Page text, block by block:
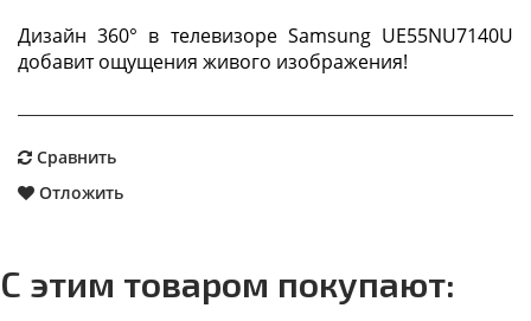
Дизайн 360° в телевизоре Samsung UE55NU7140U
добавит ощущения живого изображения!
Сравнить
Отложить
С этим товаром покупают: